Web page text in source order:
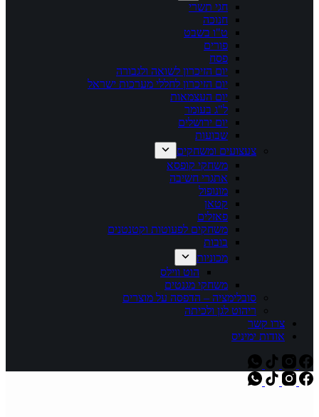
חגי תשרי
חנוכה
ט"ו בשבט
פורים
פסח
יום הזיכרון לשואה ולגבורה
יום הזיכרון לחללי מערכות ישראל
יום העצמאות
ל"ג בעומר
יום ירושלים
שבועות
צעצועים ומשחקים
משחקי קופסא
אתגרי חשיבה
מונופול
קטאן
פאזלים
משחקים לפעוטות וקטנטנים
בובות
מכוניות
הוט ווילס
משחקי מגנטים
סובלימציה – הדפסה על מוצרים
ריהוט לגן ולכיתה
צרו קשר
אודות ימיניס